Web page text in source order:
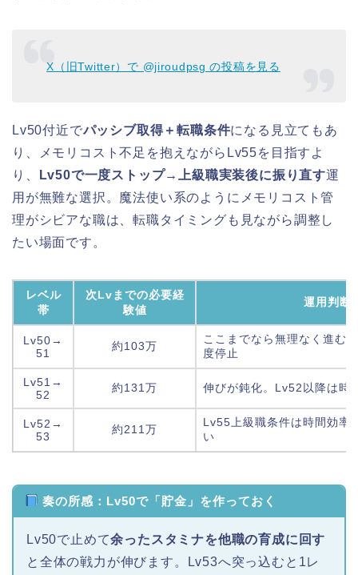
X（旧Twitter）で @jiroudpsg の投稿を見る
Lv50付近でパッシブ取得＋転職条件になる見立てもあ
り、メモリコスト不足を抱えながらLv55を目指すよ
り、
Lv50で一度ストップ→上級職実装後に振り直す運
用が無難な選択。魔法使い系のようにメモリコスト管
理がシビアな職は、転職タイミングも見ながら調整し
たい場面です。
レベル
帯
次Lvまでの必要経
験値
運用判断
Lv50→
51
約103万
ここまでなら無理なく進む
度停止
Lv51→
52
約131万 伸びが鈍化。Lv52以降は時
Lv52→
53
約211万
Lv55上級職条件は時間効率
い
奏の所感：Lv50で「貯金」を作っておく
Lv50で止めて余ったスタミナを他職の育成に回す
と全体の戦力が伸びます。Lv53へ突っ込むと1レ